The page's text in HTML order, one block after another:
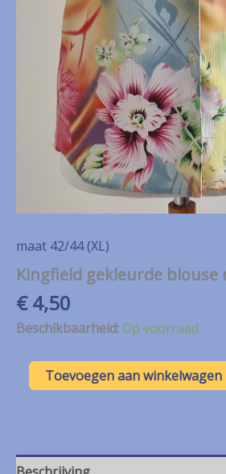
maat 42/44 (XL)
Kingfield gekleurde blouse
€4,50
Beschikbaarheid:Op voorraad
Kingfield
gekleurdeToevoegen aan winkelwagen